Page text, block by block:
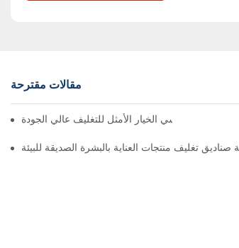
مقالات مقترحة
المغناطيسي الخيار الأمثل للتغليف عالي الجودة
صناديق تغليف منتجات العناية بالبشرة الصديقة للبيئة